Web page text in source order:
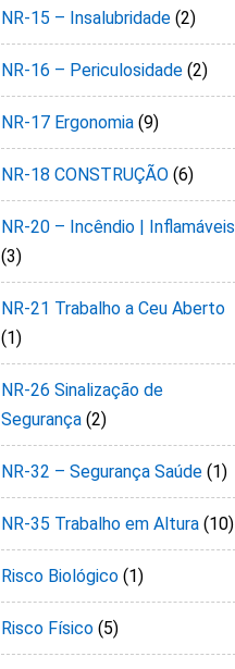
NR-15 – Insalubridade (2)
NR-16 – Periculosidade (2)
NR-17 Ergonomia (9)
NR-18 CONSTRUÇÃO (6)
NR-20 – Incêndio | Inflamáveis
(3)
NR-21 Trabalho a Ceu Aberto
(1)
NR-26 Sinalização de
Segurança (2)
NR-32 – Segurança Saúde (1)
NR-35 Trabalho em Altura (10)
Risco Biológico (1)
Risco Físico (5)